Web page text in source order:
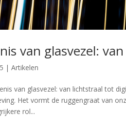
van glasvezel:
|Artikelen
van glasvezel: van lichtstraal tot
Het vormt de ruggengraat van
rol...